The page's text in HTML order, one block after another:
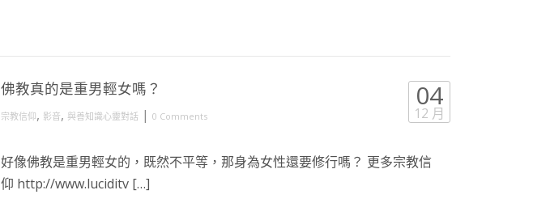
佛教真的是重男輕女嗎？
宗教信仰, 影音, 與善知識心靈對話 | 0 Comments
04
12 月
好像佛教是重男輕女的，既然不平等，那身為女性還要修行嗎？ 更多宗教信
仰 http://www.luciditv […]